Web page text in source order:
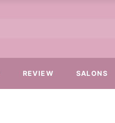
REVIEW SALONS